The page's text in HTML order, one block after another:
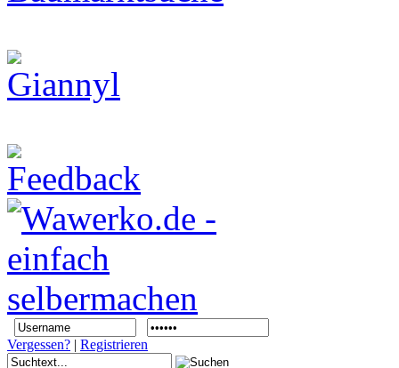
Vergessen? | Registrieren